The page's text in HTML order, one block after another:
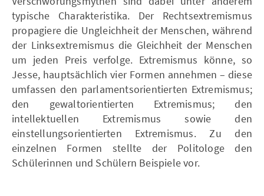
typische Charakteristika. Der Rechtsextremismus
propagiere die Ungleichheit der Menschen, während
der Linksextremismus die Gleichheit der Menschen
um jeden Preis verfolge. Extremismus könne, so
Jesse, hauptsächlich vier Formen annehmen – diese
umfassen den parlamentsorientierten Extremismus;
den gewaltorientierten Extremismus; den
intellektuellen Extremismus sowie den
einstellungsorientierten Extremismus. Zu den
einzelnen Formen stellte der Politologe den
Schülerinnen und Schülern Beispiele vor.